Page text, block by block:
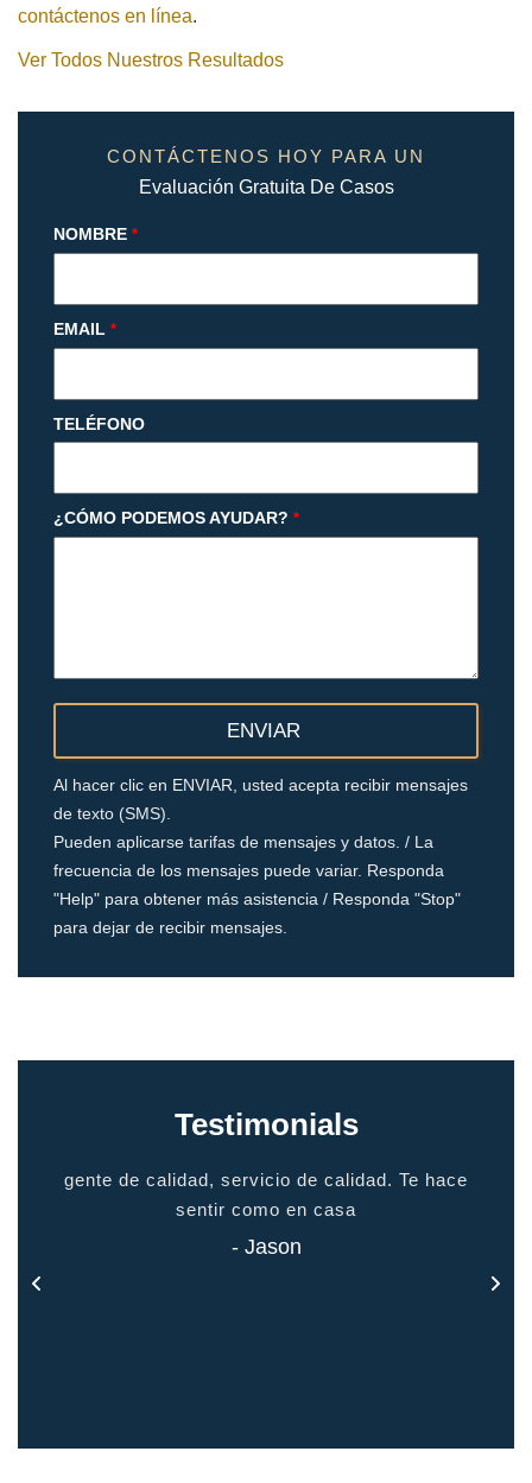
contáctenos en línea.
Ver Todos Nuestros Resultados
CONTÁCTENOS HOY PARA UN
Evaluación Gratuita De Casos
NOMBRE *
EMAIL *
TELÉFONO
¿CÓMO PODEMOS AYUDAR? *
Al hacer clic en ENVIAR, usted acepta recibir mensajes
de texto (SMS).
Pueden aplicarse tarifas de mensajes y datos. / La
frecuencia de los mensajes puede variar. Responda
"Help" para obtener más asistencia / Responda "Stop"
para dejar de recibir mensajes.
Testimonials
gente de calidad, servicio de calidad. Te hace
sentir como en casa
- Jason